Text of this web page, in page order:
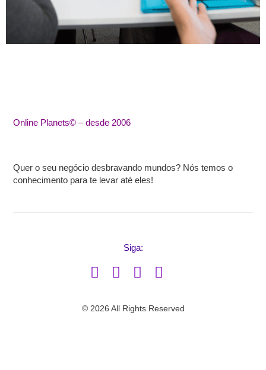
Online Planets© – desde 2006
Quer o seu negócio desbravando mundos? Nós temos o
conhecimento para te levar até eles!
Siga:
© 2026 All Rights Reserved